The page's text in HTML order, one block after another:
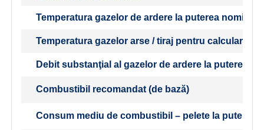
Temperatura gazelor de ardere la puterea
Temperatura gazelor arse / tiraj pentru calcularea
Debit substanţial al gazelor de ardere la puterea
Combustibil recomandat (de bază)
Consum mediu de combustibil – pelete la puterea